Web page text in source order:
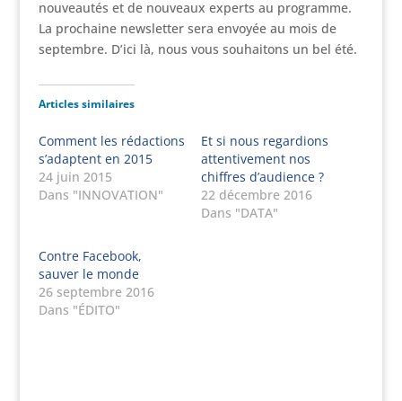
nouveautés et de nouveaux experts au programme.
La prochaine newsletter sera envoyée au mois de
septembre. D’ici là, nous vous souhaitons un bel été.
Articles similaires
Comment les rédactions
s’adaptent en 2015
24 juin 2015
Dans "INNOVATION"
Et si nous regardions
attentivement nos
chiffres d’audience ?
22 décembre 2016
Dans "DATA"
Contre Facebook,
sauver le monde
26 septembre 2016
Dans "ÉDITO"